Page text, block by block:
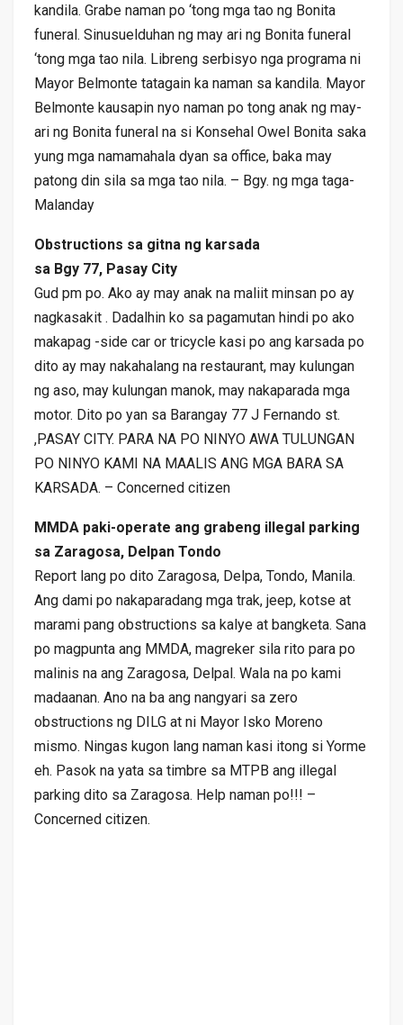
kandila. Grabe naman po ‘tong mga tao ng Bonita
funeral. Sinusuelduhan ng may ari ng Bonita funeral
‘tong mga tao nila. Libreng serbisyo nga programa ni
Mayor Belmonte tatagain ka naman sa kandila. Mayor
Belmonte kausapin nyo naman po tong anak ng may-
ari ng Bonita funeral na si Konsehal Owel Bonita saka
yung mga namamahala dyan sa office, baka may
patong din sila sa mga tao nila. – Bgy. ng mga taga-
Malanday
Obstructions sa gitna ng karsada
sa Bgy 77, Pasay City
Gud pm po. Ako ay may anak na maliit minsan po ay
nagkasakit . Dadalhin ko sa pagamutan hindi po ako
makapag -side car or tricycle kasi po ang karsada po
dito ay may nakahalang na restaurant, may kulungan
ng aso, may kulungan manok, may nakaparada mga
motor. Dito po yan sa Barangay 77 J Fernando st.
,PASAY CITY. PARA NA PO NINYO AWA TULUNGAN
PO NINYO KAMI NA MAALIS ANG MGA BARA SA
KARSADA. – Concerned citizen
MMDA paki-operate ang grabeng illegal parking
sa Zaragosa, Delpan Tondo
Report lang po dito Zaragosa, Delpa, Tondo, Manila.
Ang dami po nakaparadang mga trak, jeep, kotse at
marami pang obstructions sa kalye at bangketa. Sana
po magpunta ang MMDA, magreker sila rito para po
malinis na ang Zaragosa, Delpal. Wala na po kami
madaanan. Ano na ba ang nangyari sa zero
obstructions ng DILG at ni Mayor Isko Moreno
mismo. Ningas kugon lang naman kasi itong si Yorme
eh. Pasok na yata sa timbre sa MTPB ang illegal
parking dito sa Zaragosa. Help naman po!!! –
Concerned citizen.